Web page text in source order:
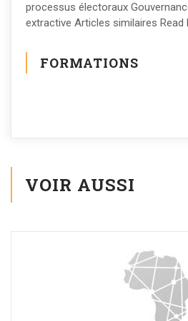
processus électoraux
extractive Articles similaires Read
FORMATIONS
VOIR AUSSI